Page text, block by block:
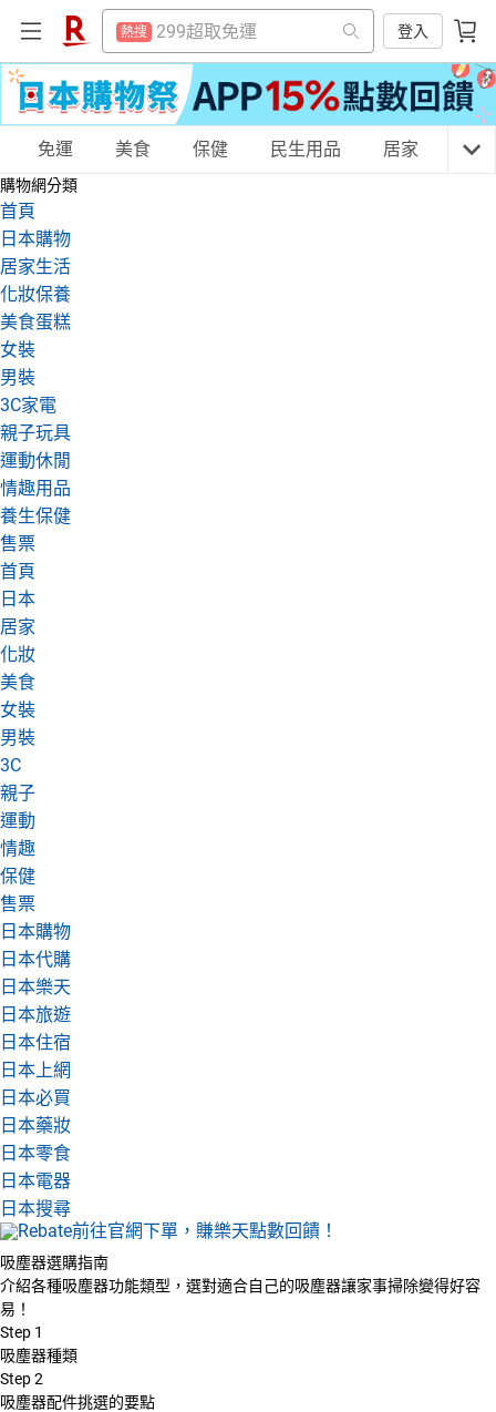
熱搜 299超取免運
熱搜 防颱專區
熱搜 賺點樂翻天
平板電腦
登入
熱搜 防颱專區
熱搜 賺點樂翻天
熱搜 平板電腦
熱搜 電子閱讀器
購物網分類
天天免運
女裝
免運 美食 保健 民生用品 居家 3C
購物網分類
首頁
日本購物
居家生活
化妝保養
美食蛋糕
女裝
男裝
3C家電
親子玩具
運動休閒
情趣用品
養生保健
售票
首頁
日本
居家
化妝
美食
女裝
男裝
3C
親子
運動
情趣
保健
售票
日本購物
日本代購
日本樂天
日本旅遊
日本住宿
日本上網
日本必買
日本藥妝
日本零食
日本電器
日本搜尋
吸塵器選購指南
介紹各種吸塵器功能類型，選對適合自己的吸塵器讓家事掃除變得好容
易！
Step 1
吸塵器種類
Step2
吸塵器配件挑選的要點